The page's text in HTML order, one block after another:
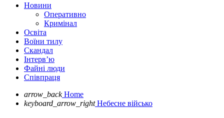
Новини
Оперативно
Кримінал
Освіта
Воїни тилу
Скандал
Інтерв’ю
Файні люди
Співпраця
arrow_back Home
keyboard_arrow_right Небесне військо